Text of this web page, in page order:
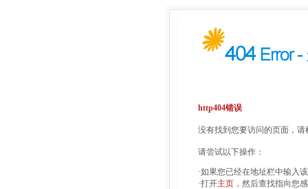
http404错误
没有找到您要访问的页面，
请尝试以下操作：
·如果您已经在地址栏中输入
·打开主页 ，然后查找指向您